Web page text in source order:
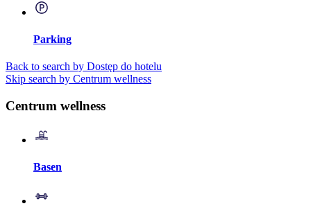
Parking
Back to search by Dostęp do hotelu
Skip search by Centrum wellness
Centrum wellness
Basen